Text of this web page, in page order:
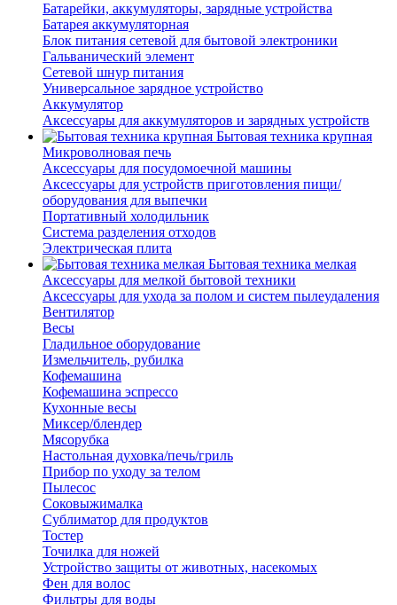
Батарейки, аккумуляторы, зарядные устройства
Батарея аккумуляторная
Блок питания сетевой для бытовой электроники
Гальванический элемент
Сетевой шнур питания
Универсальное зарядное устройство
Аккумулятор
Аксессуары для аккумуляторов и зарядных устройств
Бытовая техника крупная
Микроволновая печь
Аксессуары для посудомоечной машины
Аксессуары для устройств приготовления пищи/
оборудования для выпечки
Портативный холодильник
Система разделения отходов
Электрическая плита
Бытовая техника мелкая
Аксессуары для мелкой бытовой техники
Аксессуары для ухода за полом и систем пылеудаления
Вентилятор
Весы
Гладильное оборудование
Измельчитель, рубилка
Кофемашина
Кофемашина эспрессо
Кухонные весы
Миксер/блендер
Мясорубка
Настольная духовка/печь/гриль
Прибор по уходу за телом
Пылесос
Соковыжималка
Сублиматор для продуктов
Тостер
Точилка для ножей
Устройство защиты от животных, насекомых
Фен для волос
Фильтры для воды